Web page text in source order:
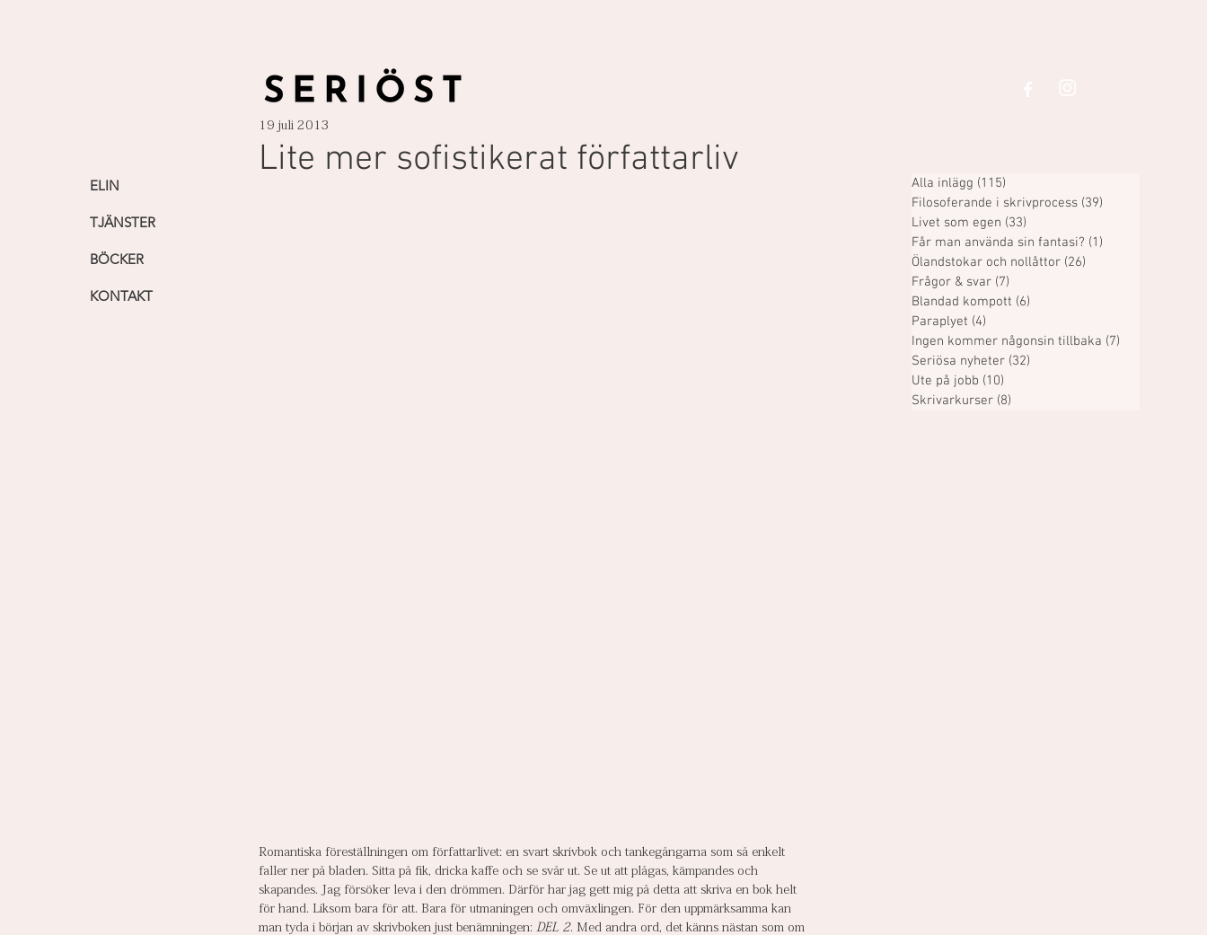
Lite mer sofistikerat författarliv
19 juli 2013
Romantiska föreställningen om författarlivet: en svart skrivbok och tankegångarna som så enkelt
faller ner på bladen. Sitta på fik, dricka kaffe och se svår ut. Se ut att plågas, kämpandes och
skapandes. Jag försöker leva i den drömmen. Därför har jag gett mig på detta att skriva en bok helt
för hand. Liksom bara för att. Bara för utmaningen och omväxlingen. För den uppmärksamma kan
man tyda i början av skrivboken just benämningen: DEL 2. Med andra ord, det känns nästan som om
Alla inlägg (115)
Filosoferande i skrivprocess (39)
Livet som egen (33)
Får man använda sin fantasi? (1)
Ölandstokar och nollåttor (26)
Frågor & svar (7)
Blandad kompott (6)
Paraplyet (4)
Ingen kommer någonsin tillbaka (7)
Seriösa nyheter (32)
Ute på jobb (10)
Skrivarkurser (8)
ELIN
TJÄNSTER
BÖCKER
KONTAKT